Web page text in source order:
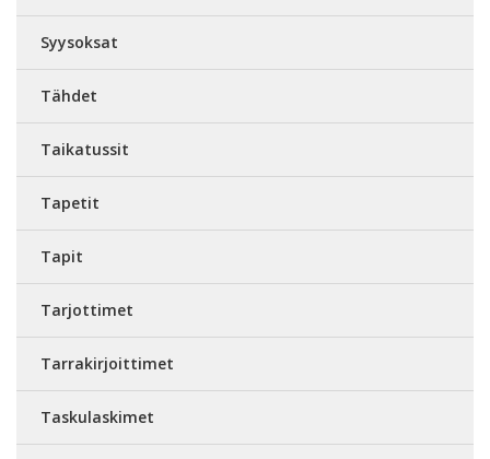
Syysoksat
Tähdet
Taikatussit
Tapetit
Tapit
Tarjottimet
Tarrakirjoittimet
Taskulaskimet